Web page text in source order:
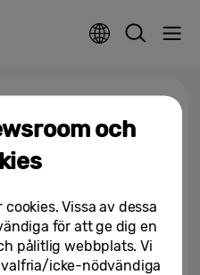
lanserar Smart
skärm
2025
och
Vissa av dessa
för att ge dig en
pålitlig webbplats. Vi
icke-nödvändiga